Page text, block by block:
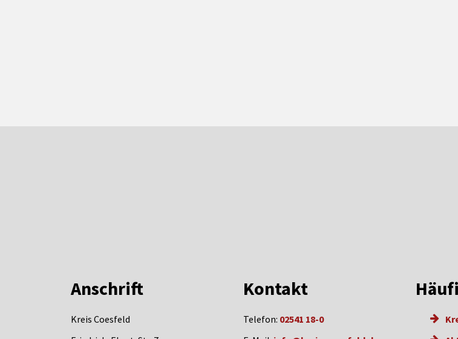
Anschrift
Kreis Coesfeld
Kontakt
Telefon: 02541 18-0